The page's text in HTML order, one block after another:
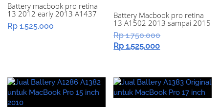
Battery macbook pro retina
13 2012 early 2013 A1437
Rp 1.525.000
Battery Macbook pro retina
13 A1502 2013 sampai 2015
Rp1.750.000
Rp 1.525.000
Rp 1.525.000.